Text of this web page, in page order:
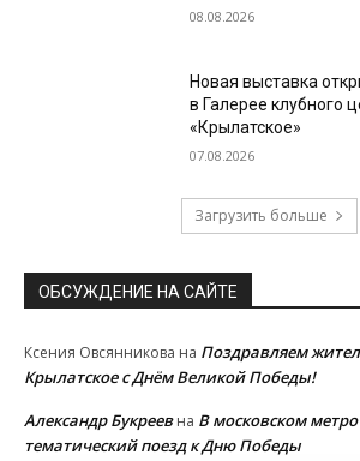
08.08.2026
Новая выставка
в Галерее клубного
«Крылатское»
07.08.2026
Загрузить больше
ОБСУЖДЕНИЕ НА САЙТЕ
Ксения Овсянникова на Поздравляем
Крылатское с Днём Великой Победы!
Александр Букреевна В московском
тематический поезд к Дню Победы